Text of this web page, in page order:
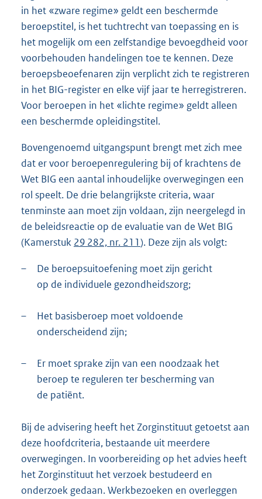
in het «zware regime» geldt een beschermde
beroepstitel, is het tuchtrecht van toepassing en is
het mogelijk om een zelfstandige bevoegdheid voor
voorbehouden handelingen toe te kennen. Deze
beroepsbeoefenaren zijn verplicht zich te registreren
in het BIG-register en elke vijf jaar te herregistreren.
Voor beroepen in het «lichte regime» geldt alleen
een beschermde opleidingstitel.
Bovengenoemd uitgangspunt brengt met zich mee
dat er voor beroepenregulering bij of krachtens de
Wet BIG een aantal inhoudelijke overwegingen een
rol speelt. De drie belangrijkste criteria, waar
tenminste aan moet zijn voldaan, zijn neergelegd in
de beleidsreactie op de evaluatie van de Wet BIG
(Kamerstuk 29 282, nr. 211). Deze zijn als volgt:
–
De beroepsuitoefening moet zijn gericht
op de individuele gezondheidszorg;
–
Het basisberoep moet voldoende
onderscheidend zijn;
–
Er moet sprake zijn van een noodzaak het
beroep te reguleren ter bescherming van
de patiënt.
Bij de advisering heeft het Zorginstituut getoetst aan
deze hoofdcriteria, bestaande uit meerdere
overwegingen. In voorbereiding op het advies heeft
het Zorginstituut het verzoek bestudeerd en
onderzoek gedaan. Werkbezoeken en overleggen